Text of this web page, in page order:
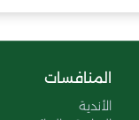
المنافسات
الأندية